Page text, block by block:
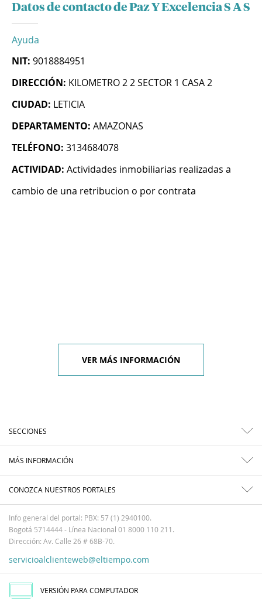
Datos de contacto de Paz Y Excelencia S A S
Ayuda
NIT: 9018884951
DIRECCIÓN: KILOMETRO 2 2 SECTOR 1 CASA 2
CIUDAD: LETICIA
DEPARTAMENTO: AMAZONAS
TELÉFONO: 3134684078
ACTIVIDAD: Actividades inmobiliarias realizadas a
cambio de una retribucion o por contrata
VER MÁS INFORMACIÓN
SECCIONES
MÁS INFORMACIÓN
CONOZCA NUESTROS PORTALES
Info general del portal: PBX: 57 (1) 2940100.
Bogotá 5714444 - Línea Nacional 01 8000 110 211.
Dirección: Av. Calle 26 # 68B-70.
servicioalclienteweb@eltiempo.com
VERSIÓN PARA COMPUTADOR